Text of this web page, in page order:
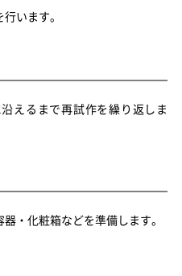
います。
えるまで再試作を繰り返しま
・化粧箱などを準備します。